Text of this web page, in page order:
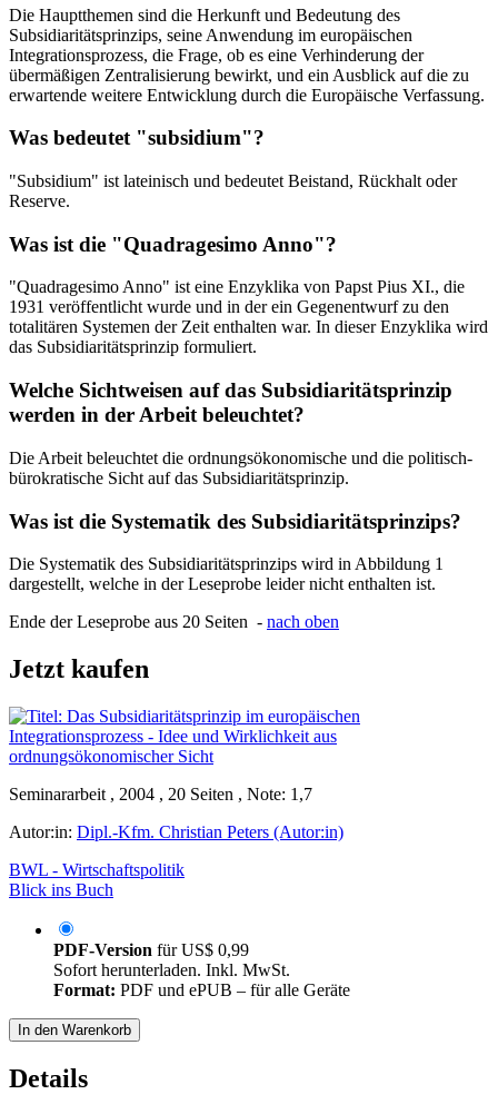
Die Hauptthemen sind die Herkunft und Bedeutung des
Subsidiaritätsprinzips, seine Anwendung im europäischen
Integrationsprozess, die Frage, ob es eine Verhinderung der
übermäßigen Zentralisierung bewirkt, und ein Ausblick auf die zu
erwartende weitere Entwicklung durch die Europäische Verfassung.
Was bedeutet "subsidium"?
"Subsidium" ist lateinisch und bedeutet Beistand, Rückhalt oder
Reserve.
Was ist die "Quadragesimo Anno"?
"Quadragesimo Anno" ist eine Enzyklika von Papst Pius XI., die
1931 veröffentlicht wurde und in der ein Gegenentwurf zu den
totalitären Systemen der Zeit enthalten war. In dieser Enzyklika wird
das Subsidiaritätsprinzip formuliert.
Welche Sichtweisen auf das Subsidiaritätsprinzip
werden in der Arbeit beleuchtet?
Die Arbeit beleuchtet die ordnungsökonomische und die politisch-
bürokratische Sicht auf das Subsidiaritätsprinzip.
Was ist die Systematik des Subsidiaritätsprinzips?
Die Systematik des Subsidiaritätsprinzips wird in Abbildung 1
dargestellt, welche in der Leseprobe leider nicht enthalten ist.
Ende der Leseprobe aus 20 Seiten - nach oben
Jetzt kaufen
Seminararbeit , 2004 , 20 Seiten , Note: 1,7
Autor:in: Dipl.-Kfm. Christian Peters (Autor:in)
BWL - Wirtschaftspolitik
Blick ins Buch
PDF-Version fürUS$ 0,99
Sofort herunterladen. Inkl. MwSt.
Format: PDF und ePUB – für alle Geräte
In den Warenkorb
Details